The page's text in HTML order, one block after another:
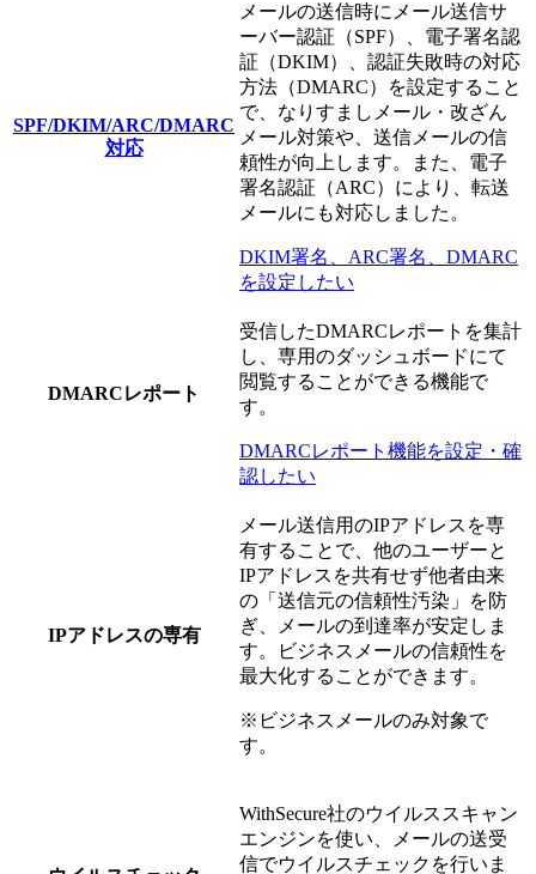
SPF/DKIM/ARC/DMARC
対応
メールの送信時にメール送信サ
ーバー認証（SPF）、電子署名認
証（DKIM）、認証失敗時の対応
方法（DMARC）を設定すること
で、なりすましメール・改ざん
メール対策や、送信メールの信
頼性が向上します。また、電子
署名認証（ARC）により、転送
メールにも対応しました。
DKIM署名、ARC署名、DMARC
を設定したい
DMARCレポート
受信したDMARCレポートを集計
し、専用のダッシュボードにて
閲覧することができる機能で
す。
DMARCレポート機能を設定・確
認したい
IPアドレスの専有
メール送信用のIPアドレスを専
有することで、他のユーザーと
IPアドレスを共有せず他者由来
の「送信元の信頼性汚染」を防
ぎ、メールの到達率が安定しま
す。ビジネスメールの信頼性を
最大化することができます。
※ビジネスメールのみ対象で
す。
WithSecure社のウイルススキャン
エンジンを使い、メールの送受
信でウイルスチェックを行いま